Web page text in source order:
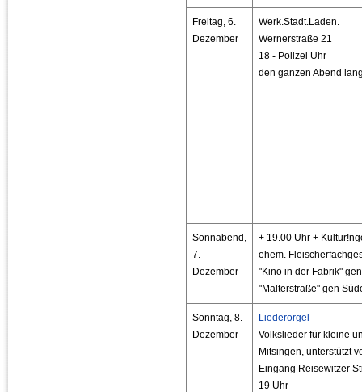
Freitag, 6.
Dezember
Werk.Stadt.Laden.
Wernerstraße 21
18 - Polizei Uhr
den ganzen Abend
Sonnabend,
7.
Dezember
+ 19.00 Uhr +
ehem.
"Kino in der Fabrik"
"Malterstraße" gen
Sonntag, 8.
Dezember
Liederorgel
Volkslieder für kleine
Mitsingen, unterstützt
Eingang Reisewitzer
19 Uhr